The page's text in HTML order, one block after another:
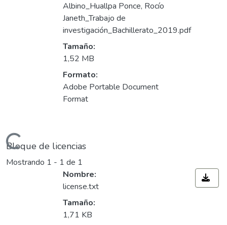
Albino_Huallpa Ponce, Rocío
Janeth_Trabajo de
investigación_Bachillerato_2019.pdf
Tamaño:
1,52 MB
Formato:
Adobe Portable Document
Format
Bloque de licencias
Mostrando 1 - 1 de 1
Nombre:
license.txt
Tamaño:
1,71 KB